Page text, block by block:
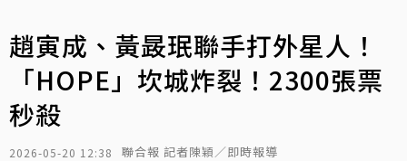
趙寅成、黃晸珉聯手打外星人！
「HOPE」坎城炸裂！2300張票
秒殺
2026-05-20 12:38 聯合報 記者陳穎／即時報導